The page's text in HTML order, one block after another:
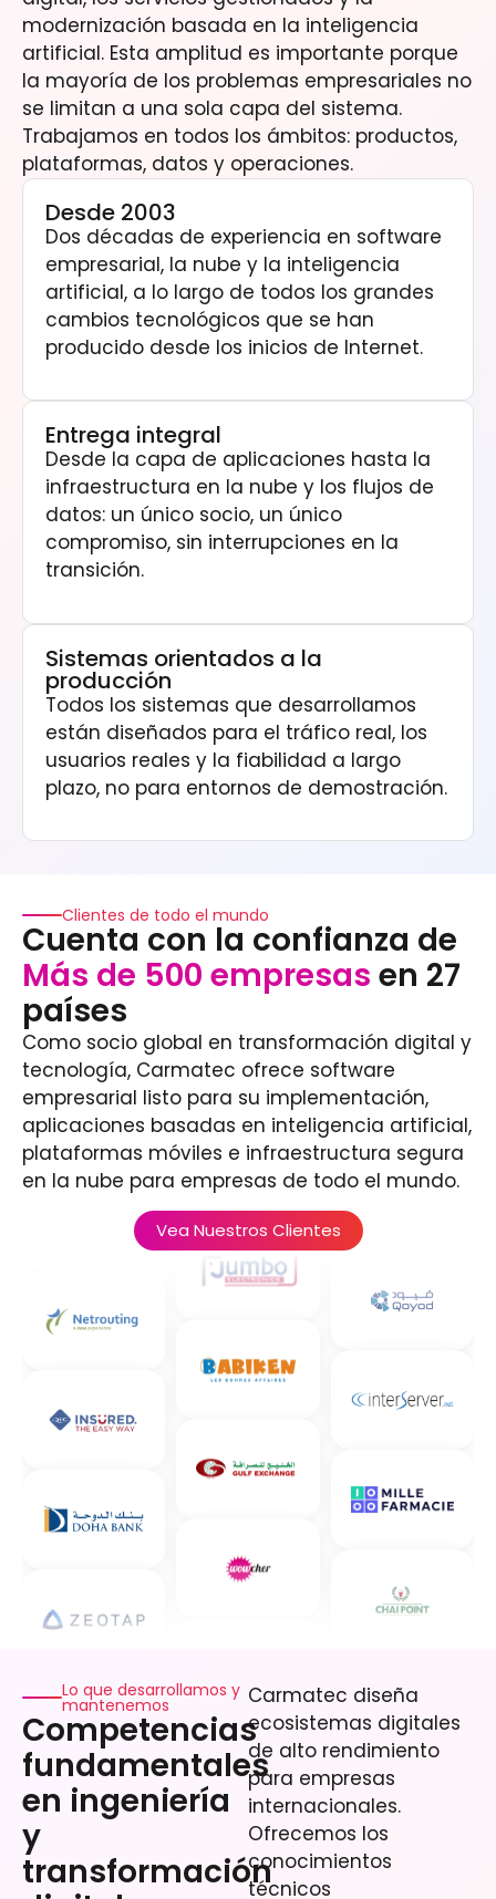
Desde 2003
Dos décadas de experiencia en software
empresarial, la nube y la inteligencia
artificial, a lo largo de todos los grandes
cambios tecnológicos que se han
producido desde los inicios de Internet.
Entrega integral
Desde la capa de aplicaciones hasta la
infraestructura en la nube y los flujos de
datos: un único socio, un único
compromiso, sin interrupciones en la
transición.
Sistemas orientados a la
producción
Todos los sistemas que desarrollamos
están diseñados para el tráfico real, los
usuarios reales y la fiabilidad a largo
plazo, no para entornos de demostración.
modernización basada en la inteligencia
artificial. Esta amplitud es importante porque
la mayoría de los problemas empresariales no
se limitan a una sola capa del sistema.
Trabajamos en todos los ámbitos: productos,
plataformas, datos y operaciones.
Clientes de todo el mundo
Cuenta con la confianza de
Más de 500 empresas en 27
países
Como socio global en transformación digital y
tecnología, Carmatec ofrece software
empresarial listo para su implementación,
aplicaciones basadas en inteligencia artificial,
plataformas móviles e infraestructura segura
en la nube para empresas de todo el mundo.
Vea Nuestros Clientes
Lo que desarrollamos y
mantenemos
Competencias
fundamentales
en ingeniería
y
transformación
Carmatec diseña
ecosistemas digitales
de alto rendimiento
para empresas
internacionales.
Ofrecemos los
conocimientos
técnicos